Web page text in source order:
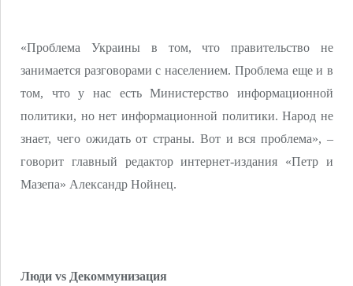
«Проблема Украины в том, что правительство не
занимается разговорами с населением. Проблема еще и в
том, что у нас есть Министерство информационной
политики, но нет информационной политики. Народ не
знает, чего ожидать от страны. Вот и вся проблема», –
говорит главный редактор интернет-издания «Петр и
Мазепа» Александр Нойнец.
Люди vs Декоммунизация